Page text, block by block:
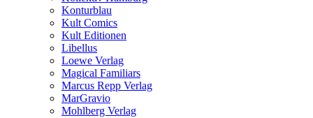
Konturblau
Kult Comics
Kult Editionen
Libellus
Loewe Verlag
Magical Familiars
Marcus Repp Verlag
MarGravio
Mohlberg Verlag